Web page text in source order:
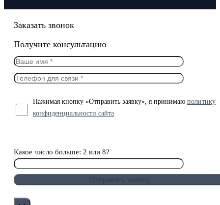
Заказать звонок
Получите консультацию
Нажимая кнопку «Отправить заявку», я принимаю политику
конфиденциальности сайта
Какое число больше: 2 или 8?